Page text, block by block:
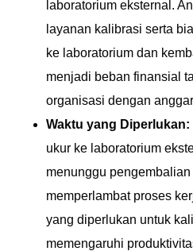
laboratorium eksternal.
layanan kalibrasi serta
ke laboratorium dan
menjadi beban finansial
organisasi dengan
Waktu yang Diperlukan:
ukur ke laboratorium
menunggu
memperlambat proses
yang diperlukan untuk
memengaruhi